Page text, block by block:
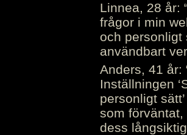
Linnea, 28 år:
frågor i min
och personligt
användbart
Anders, 41 år:
Inställningen
personligt
som
dess